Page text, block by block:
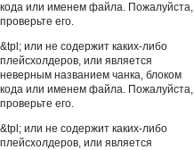
кода или именем файла. Пожалуйста,
проверьте его.
&tpl; или не содержит каких-либо
плейсхолдеров, или является
неверным названием чанка, блоком
кода или именем файла. Пожалуйста,
проверьте его.
&tpl; или не содержит каких-либо
плейсхолдеров, или является